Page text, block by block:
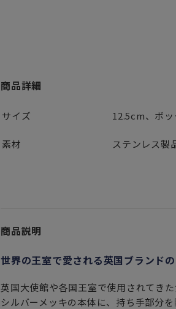
商品詳細
サイズ 12.5cm、ボ
素材 ステンレス製
商品説明
世界の王室で愛される英国ブランド
英国大使館や各国王室で使用されてきた
シルバーメッキの本体に、持ち手部分